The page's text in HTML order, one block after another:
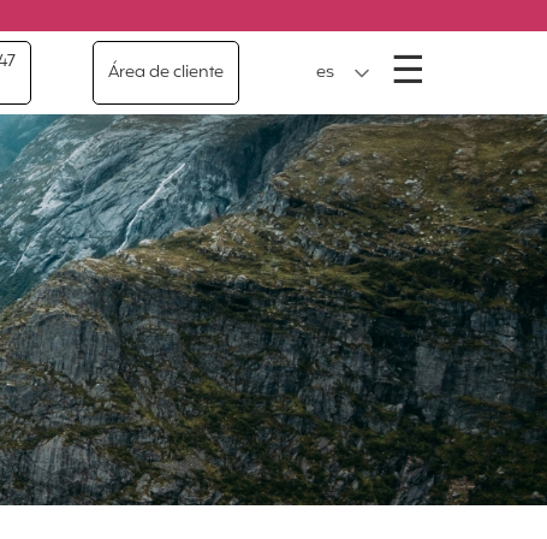
Área de cliente es ☰